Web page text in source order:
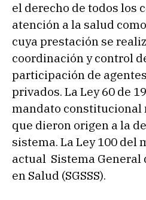
el derecho de todos los
atención a la salud
cuya prestación se
coordinación y control
participación de
privados. La Ley 60 de
mandato constitucional
que dieron origen a la
sistema. La Ley 100 del
actual Sistema General
en Salud (SGSSS).